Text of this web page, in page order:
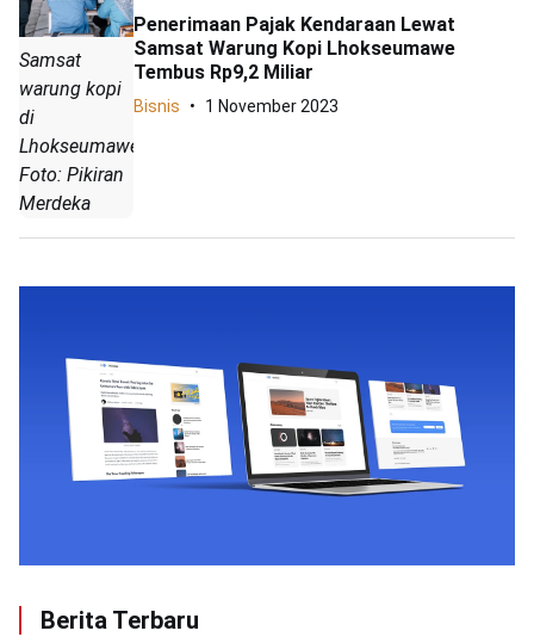
Samsat
warung kopi
di
Lhokseumawe.
Foto: Pikiran
Merdeka
Penerimaan Pajak Kendaraan Lewat
Samsat Warung Kopi Lhokseumawe
Tembus Rp9,2 Miliar
Bisnis 1 November 2023
Berita Terbaru